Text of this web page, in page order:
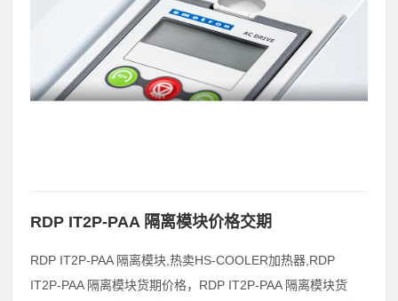
RDP IT2P-PAA 隔离模块价格交期
RDP IT2P-PAA 隔离模块,热卖HS-COOLER加热器,RDP
IT2P-PAA 隔离模块货期价格，RDP IT2P-PAA 隔离模块货